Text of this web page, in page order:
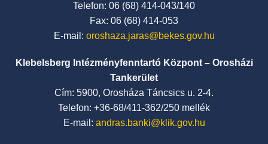
Telefon: 06 (68) 414-043/140
Fax: 06 (68) 414-053
E-mail: oroshaza.jaras@bekes.gov.hu
Klebelsberg Intézményfenntartó Központ – Orosházi
Tankerület
Cím: 5900, Orosháza Táncsics u. 2-4.
Telefon: +36-68/411-362/250 mellék
E-mail: andras.banki@klik.gov.hu